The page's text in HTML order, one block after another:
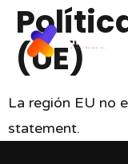
(UE)
La región EU no
statement.